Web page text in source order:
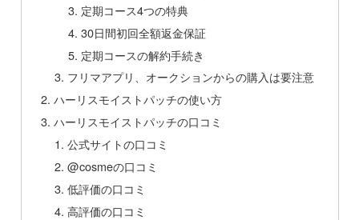
定期コース4つの特典
30日間初回全額返金保証
定期コースの解約手続き
フリマアプリ、オークションからの購入は要注意
ハーリスモイストパッチの使い方
ハーリスモイストパッチの口コミ
公式サイトの口コミ
@cosmeの口コミ
低評価の口コミ
高評価の口コミ